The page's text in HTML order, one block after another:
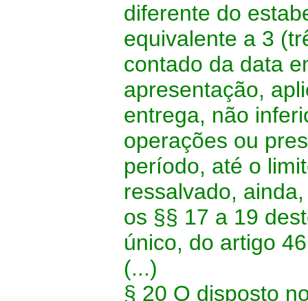
diferente do
equivalente a 3
contado da data
apresentação,
entrega, não
operações ou
período, até o
ressalvado,
os §§ 17 a 19
único, do artigo
(...)
§ 20 O disposto